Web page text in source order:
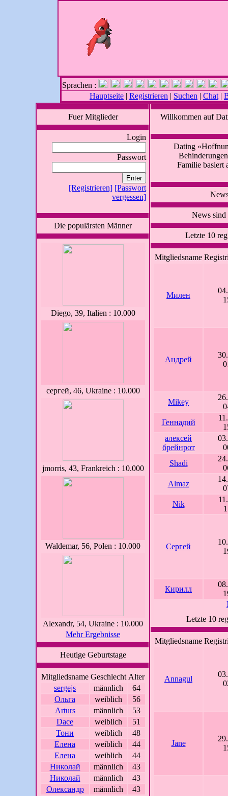
Sprachen :
Hauptseite | Registrieren | Suchen | Chat |
Fuer Mitglieder
Login
Passwort
[Registrieren] [Passwort
vergessen]
Die populärsten Männer
Diego, 39, Italien : 10.000
сергей, 46, Ukraine : 10.000
jmorris, 43, Frankreich : 10.000
Waldemar, 56, Polen : 10.000
Alexandr, 54, Ukraine : 10.000
Mehr Ergebnisse
Heutige Geburtstage
Mitgliedsname Geschlecht Alter
sergejs
männlich
64
Ольга
weiblich
56
Arturs
männlich
53
Dace
weiblich
51
Тони
weiblich
48
Елена
weiblich
44
Елена
weiblich
44
Николай
männlich
43
Николай
männlich
43
Олександр
männlich 43
Willkommen auf
Dating
Familie basiert
News
Letzte 10
Mitgliedsname
Милен
Андрей
Mikey
Геннадий
алексей
брейнрот
Shadi
Almaz
Nik
Сергей
Кирилл
Letzte 10
Mitgliedsname
Annagul
Jane